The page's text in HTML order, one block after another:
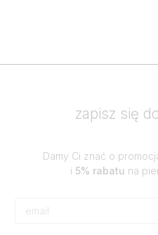
zapisz się
Damy Ci znać o
i 5% rabatu na